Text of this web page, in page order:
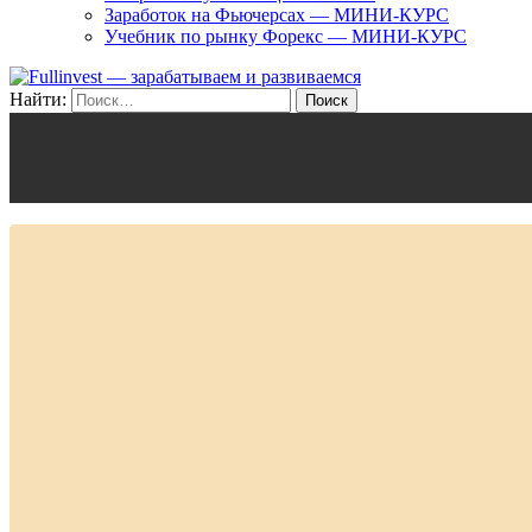
Заработок на Фьючерсах — МИНИ-КУРС
Учебник по рынку Форекс — МИНИ-КУРС
Найти: